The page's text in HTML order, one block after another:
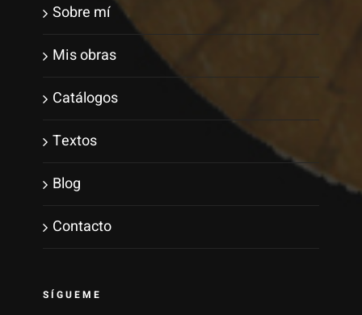
Sobre mí
Mis obras
Catálogos
Textos
Blog
Contacto
SÍGUEME